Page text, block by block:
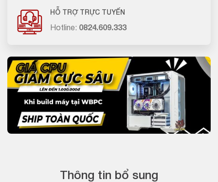
HỖ TRỢ TRỰC TUYẾN
Hotline: 0824.609.333
Thông tin bổ sung